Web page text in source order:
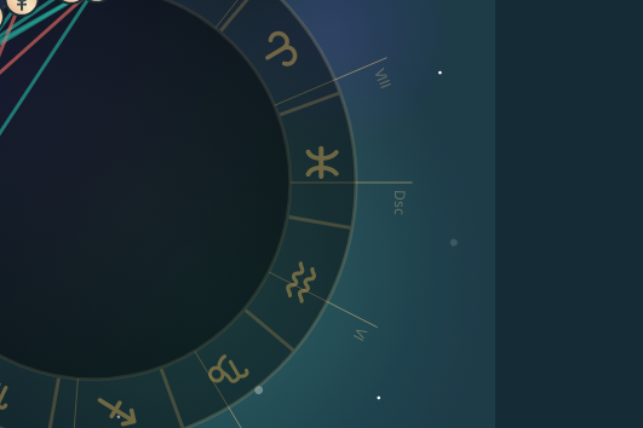
VI
Dsc
VIII